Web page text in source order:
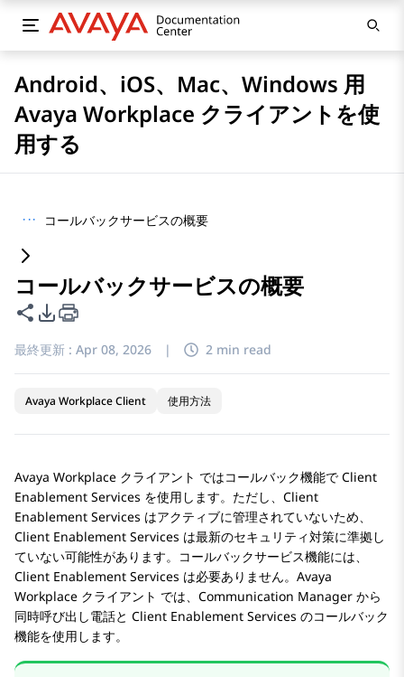
Android、iOS、Mac、Windows 用
Avaya Workplace クライアントを使
用する
··· コールバックサービスの概要
コールバックサービスの概要
このページを共有
PDFエクスポートオプション
最終更新 : Apr 08, 2026 | 2 min read
Avaya Workplace Client 使用方法
Avaya Workplace クライアント ではコールバック機能で Client
Enablement Services を使用します。ただし、 Client
Enablement Services はアクティブに管理されていないため、
Client Enablement Services は最新のセキュリティ対策に準拠し
ていない可能性があります。コールバックサービス機能には、
Client Enablement Services は必要ありません。 Avaya
Workplace クライアント では、 Communication Manager から
同時呼び出し電話と Client Enablement Services のコールバック
機能を使用します。